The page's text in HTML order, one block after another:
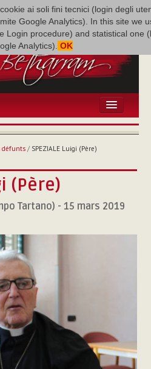
ai soli fini tecnici (login degli
Google Analytics). In this site we
Login procedure) and statistical one
Analytics). OK
défunts/ SPEZIALE Luigi (Père)
(Père)
Tartano) - 15 mars 2019